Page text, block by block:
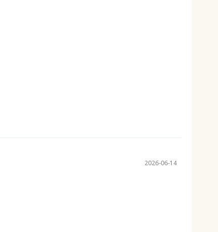
2026-06-14